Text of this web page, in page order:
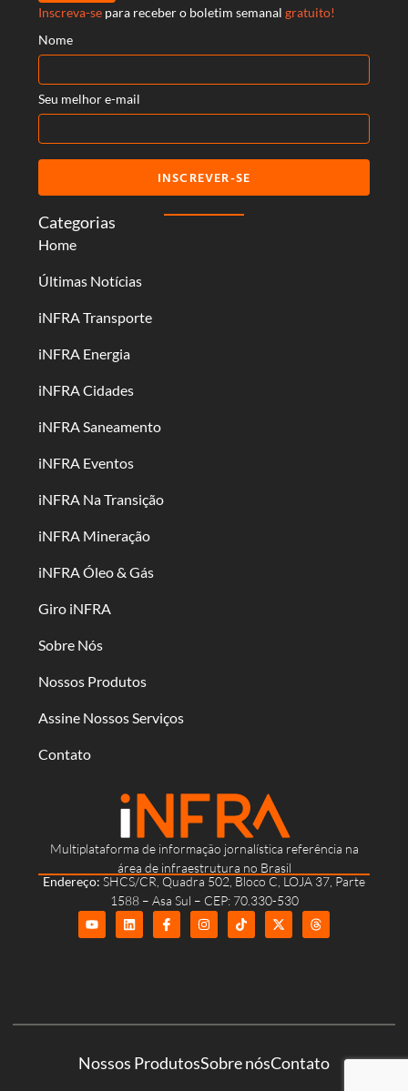
Multiplataforma de informação jornalística referência na
área de infraestrutura no Brasil
Endereço: SHCS/CR, Quadra 502, Bloco C, LOJA 37, Parte
1588 – Asa Sul – CEP: 70.330-530
Categorias
Home
Últimas Notícias
iNFRA Transporte
iNFRA Energia
iNFRA Cidades
iNFRA Saneamento
iNFRA Eventos
iNFRA Na Transição
iNFRA Mineração
iNFRA Óleo & Gás
Giro iNFRA
Sobre Nós
Nossos Produtos
Assine Nossos Serviços
Contato
Inscreva-se para receber o boletim semanal gratuito!
Nome
Seu melhor e-mail
INSCREVER-SE
Nossos ProdutosSobre nósContato